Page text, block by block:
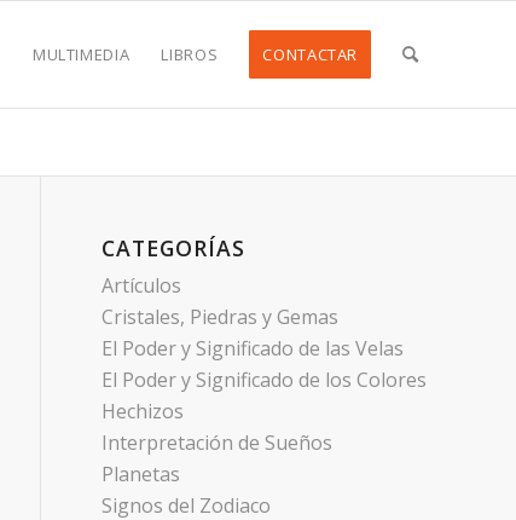
MULTIMEDIA LIBROS CONTACTAR
CATEGORÍAS
Artículos
Cristales, Piedras y Gemas
El Poder y Significado de las Velas
El Poder y Significado de los Colores
Hechizos
Interpretación de Sueños
Planetas
Signos del Zodiaco